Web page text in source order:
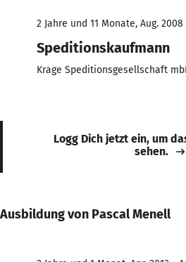
2 Jahre und 11 Monate, Aug. 2008
Speditionskaufmann
Krage Speditionsgesellschaft
Logg Dich jetzt ein, um
sehen.
Ausbildung von Pascal Menell